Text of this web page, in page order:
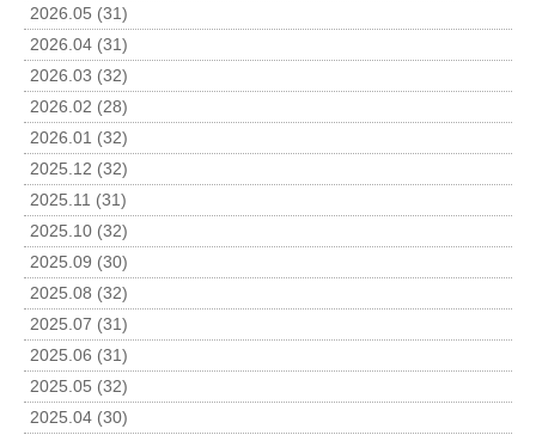
2026.05 (31)
2026.04 (31)
2026.03 (32)
2026.02 (28)
2026.01 (32)
2025.12 (32)
2025.11 (31)
2025.10 (32)
2025.09 (30)
2025.08 (32)
2025.07 (31)
2025.06 (31)
2025.05 (32)
2025.04 (30)